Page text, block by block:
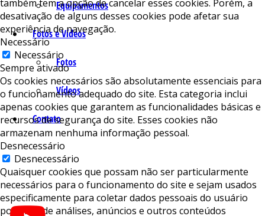
Equipamentos
Fotos e Vídeos
Fotos
Vídeos
Contato
também tem a opção de cancelar esses cookies. Porém, a
desativação de alguns desses cookies pode afetar sua
experiência de navegação.
Necessário
Necessário
Sempre ativado
Os cookies necessários são absolutamente essenciais para
o funcionamento adequado do site. Esta categoria inclui
apenas cookies que garantem as funcionalidades básicas e
recursos de segurança do site. Esses cookies não
armazenam nenhuma informação pessoal.
Desnecessário
Desnecessário
Quaisquer cookies que possam não ser particularmente
necessários para o funcionamento do site e sejam usados ​​
especificamente para coletar dados pessoais do usuário
por meio de análises, anúncios e outros conteúdos